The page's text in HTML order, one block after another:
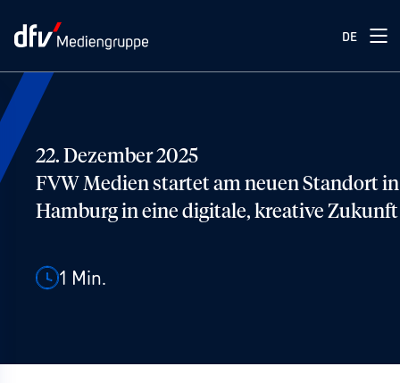
DE
22. Dezember 2025
FVW Medien startet am neuen Standort in
Hamburg in eine digitale, kreative Zukunft
1 Min.